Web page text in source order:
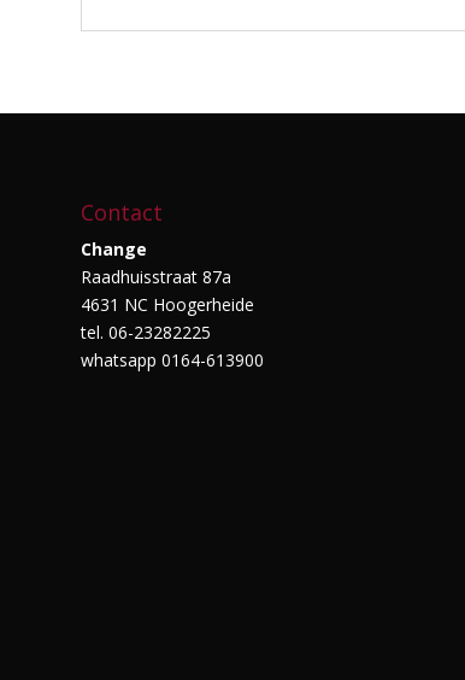
Contact
Change
Raadhuisstraat 87a
4631 NC Hoogerheide
tel. 06-23282225
whatsapp 0164-613900